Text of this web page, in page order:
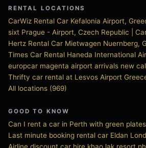
RENTAL LOCATIONS
CarWiz Rental Car Kefalonia Airport,
sixt Prague - Airport, Czech Republic |
Hertz Rental Car Mietwagen Nuernberg,
Times Car Rental Haneda International
europcar magenta airport arrivals new
Thrifty car rental at Lesvos Airport
All locations (969)
GOOD TO KNOW
Can I rent a car in Perth with green plates
Last minute booking rental car Eldan